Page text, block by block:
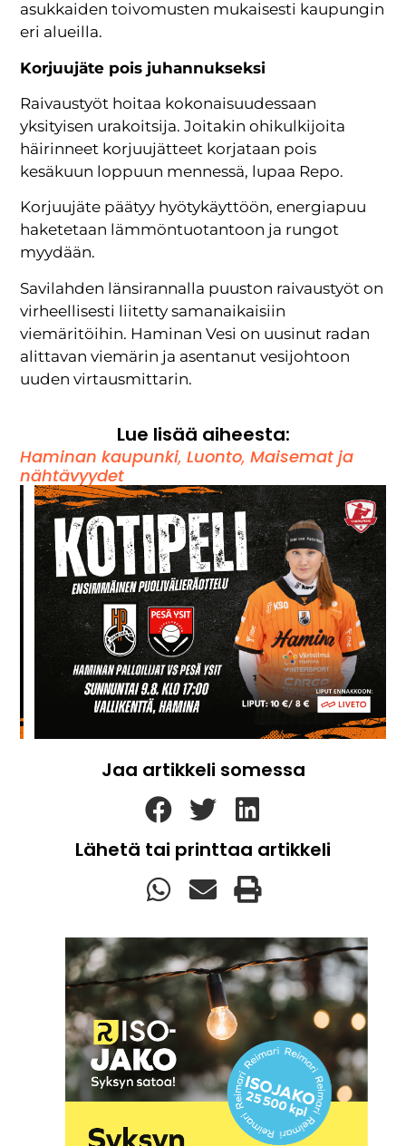
asukkaiden toivomusten mukaisesti kaupungin
eri alueilla.
Korjuujäte pois juhannukseksi
Raivaustyöt hoitaa kokonaisuudessaan
yksityisen urakoitsija. Joitakin ohikulkijoita
häirinneet korjuujätteet korjataan pois
kesäkuun loppuun mennessä, lupaa Repo.
Korjuujäte päätyy hyötykäyttöön, energiapuu
haketetaan lämmöntuotantoon ja rungot
myydään.
Savilahden länsirannalla puuston raivaustyöt on
virheellisesti liitetty samanaikaisiin
viemäritöihin. Haminan Vesi on uusinut radan
alittavan viemärin ja asentanut vesijohtoon
uuden virtausmittarin.
Lue lisää aiheesta:
Haminan kaupunki,Luonto,Maisemat ja
nähtävyydet
Jaa artikkeli somessa
Lähetä tai printtaa artikkeli